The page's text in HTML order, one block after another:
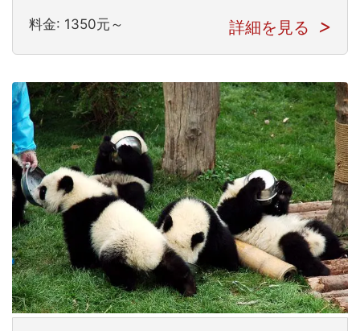
料金: 1350元～ 詳細を見る